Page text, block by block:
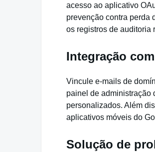
acesso ao aplicativo
prevenção contra perda
os registros de auditoria
Integração
Vincule e-mails de
painel de administração
personalizados. Além
aplicativos móveis do
Solução de